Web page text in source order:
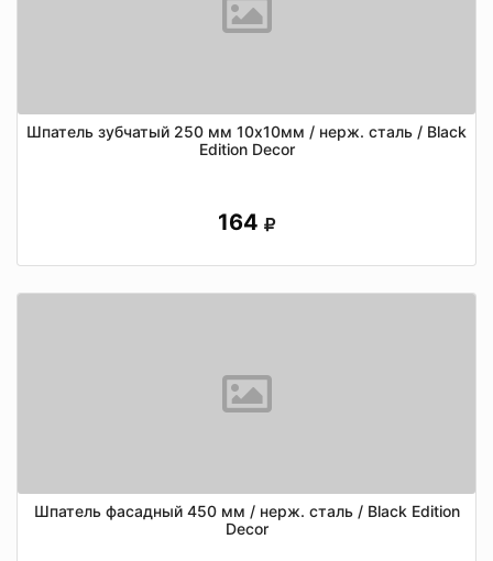
Шпатель зубчатый 250 мм 10х10мм / нерж. сталь / Black
Edition Decor
164
Шпатель фасадный 450 мм / нерж. сталь / Black Edition
Decor